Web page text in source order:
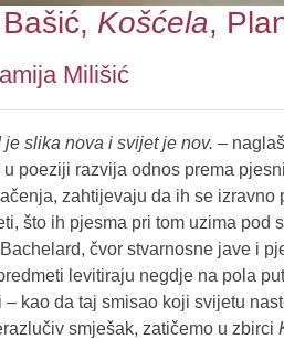
Košćela,
Milišić
je slika nova i svijet je nov. –
u poeziji razvija odnos prema
zahtijevaju da ih se
što ih pjesma pri tom uzima pod
čvor stvarnosne jave i
levitiraju negdje na pola
– kao da taj smisao koji svijetu
smješak, zatičemo u zbirci